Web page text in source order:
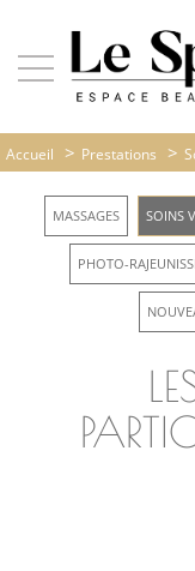
Accueil > Prestations >
MASSAGES SOINS
PHOTO-